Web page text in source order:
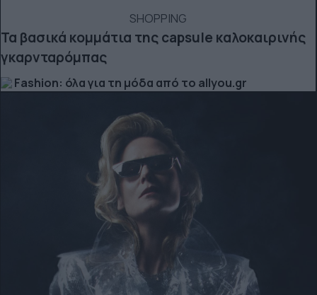
SHOPPING
Τα βασικά κομμάτια της capsule καλοκαιρινής
γκαρνταρόμπας
Fashion: όλα για τη μόδα από το allyou.gr